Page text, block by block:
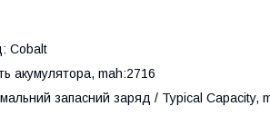
Cobalt
акумулятора, mah:2716
запасний заряд / Typical Capacity,